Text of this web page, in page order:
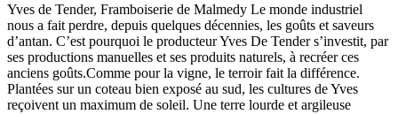
Yves de Tender, Framboiserie de Malmedy Le monde industriel
nous a fait perdre, depuis quelques décennies, les goûts et saveurs
d’antan. C’est pourquoi le producteur Yves De Tender s’investit, par
ses productions manuelles et ses produits naturels, à recréer ces
anciens goûts.Comme pour la vigne, le terroir fait la différence.
Plantées sur un coteau bien exposé au sud, les cultures de Yves
reçoivent un maximum de soleil. Une terre lourde et argileuse